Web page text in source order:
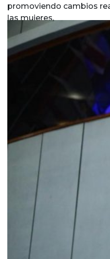
promoviendo cambios
las mujeres.